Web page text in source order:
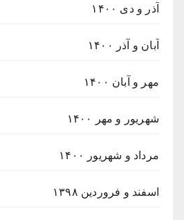
آذر و دی ۱۴۰۰
آبان و آذر ۱۴۰۰
مهر و آبان ۱۴۰۰
شهریور و مهر ۱۴۰۰
مرداد و شهریور ۱۴۰۰
اسفند و فروردین ۱۳۹۸